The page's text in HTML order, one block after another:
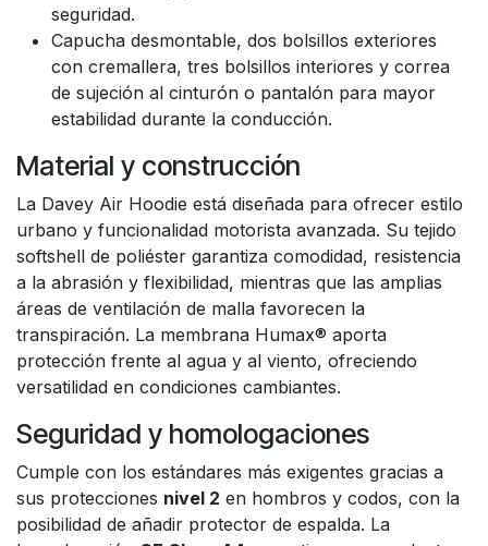
seguridad.
Capucha desmontable, dos bolsillos exteriores
con cremallera, tres bolsillos interiores y correa
de sujeción al cinturón o pantalón para mayor
estabilidad durante la conducción.
Material y construcción
La Davey Air Hoodie está diseñada para ofrecer estilo
urbano y funcionalidad motorista avanzada. Su tejido
softshell de poliéster garantiza comodidad, resistencia
a la abrasión y flexibilidad, mientras que las amplias
áreas de ventilación de malla favorecen la
transpiración. La membrana Humax® aporta
protección frente al agua y al viento, ofreciendo
versatilidad en condiciones cambiantes.
Seguridad y homologaciones
Cumple con los estándares más exigentes gracias a
sus protecciones nivel 2 en hombros y codos, con la
posibilidad de añadir protector de espalda. La